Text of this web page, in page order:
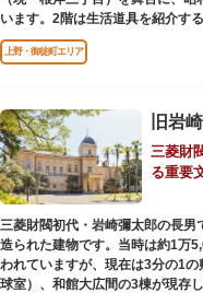
屋外には彫刻等の立体作品も展
います。2階は生活道具を紹介す
の歴史や出来事をたどることので
企画展示室と、道具や玩具を体験
上野・御徒町エリア
旧岩
三菱財
る重要
三菱財閥初代・岩崎彌太郎の長
造られた建物です。当時は約1万
われていますが、現在は3分の1
球室）、和館大広間の3棟が現存し